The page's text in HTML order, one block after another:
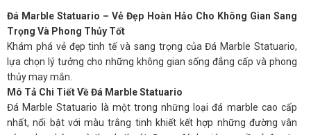
Đá Marble Statuario – Vẻ Đẹp Hoàn Hảo Cho Không Gian Sang
Trọng Và Phong Thủy Tốt
Khám phá vẻ đẹp tinh tế và sang trọng của Đá Marble Statuario,
lựa chọn lý tưởng cho những không gian sống đẳng cấp và phong
thủy may mắn.
Mô Tả Chi Tiết Về Đá Marble Statuario
Đá Marble Statuario là một trong những loại đá marble cao cấp
nhất, nổi bật với màu trắng tinh khiết kết hợp những đường vân